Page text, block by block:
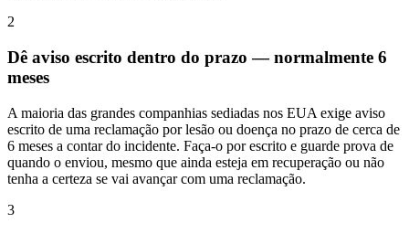
2
Dê aviso escrito dentro do prazo — normalmente 6
meses
A maioria das grandes companhias sediadas nos EUA exige aviso
escrito de uma reclamação por lesão ou doença no prazo de cerca de
6 meses a contar do incidente. Faça-o por escrito e guarde prova de
quando o enviou, mesmo que ainda esteja em recuperação ou não
tenha a certeza se vai avançar com uma reclamação.
3